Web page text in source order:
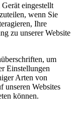
eingestellt
wenn Sie
Ihre
zu unserer Website
um
Einstellungen
Arten von
unseren Websites
können.